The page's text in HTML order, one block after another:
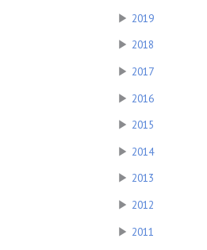
▶ 2019
▶ 2018
▶ 2017
▶ 2016
▶ 2015
▶ 2014
▶ 2013
▶ 2012
▶ 2011